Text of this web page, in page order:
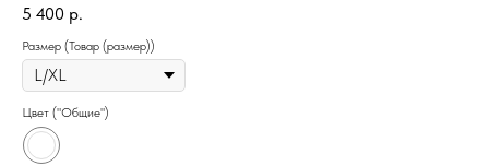
5 400 р.
Размер (Товар (размер))
Цвет ("Общие")